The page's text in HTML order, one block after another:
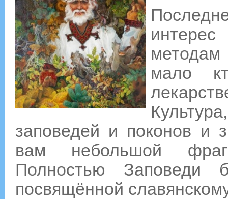
мало
заповедей и поконов и
вам небольшой
Полностью Заповеди
посвящённой